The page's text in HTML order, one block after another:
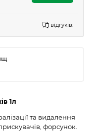
відгуків:
1л
та видалення
форсунок.